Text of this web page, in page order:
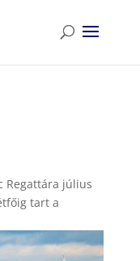
Regattára július
tart a